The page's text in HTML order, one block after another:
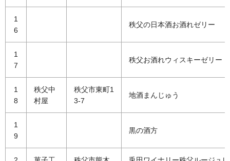
1
6
秩父の日本酒お酒れゼリー
1
7
秩父お酒れウィスキーゼリー
1
8
秩父中
村屋
秩父市東町1
3-7
地酒まんじゅう
1
9
黒の酒方